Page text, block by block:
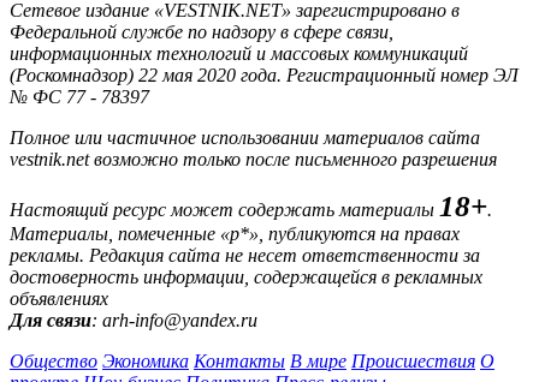
Сетевое издание «VESTNIK.NET» зарегистрировано в
Федеральной службе по надзору в сфере связи,
информационных технологий и массовых коммуникаций
(Роскомнадзор) 22 мая 2020 года. Регистрационный номер ЭЛ
№ ФС 77 - 78397
Полное или частичное использовании материалов сайта
vestnik.net возможно только после письменного разрешения
Настоящий ресурс может содержать материалы 18+.
Материалы, помеченные «р*», публикуются на правах
рекламы. Редакция сайта не несет ответственности за
достоверность информации, содержащейся в рекламных
объявлениях
Для связи: arh-info@yandex.ru
Общество Экономика Контакты В мире Происшествия О